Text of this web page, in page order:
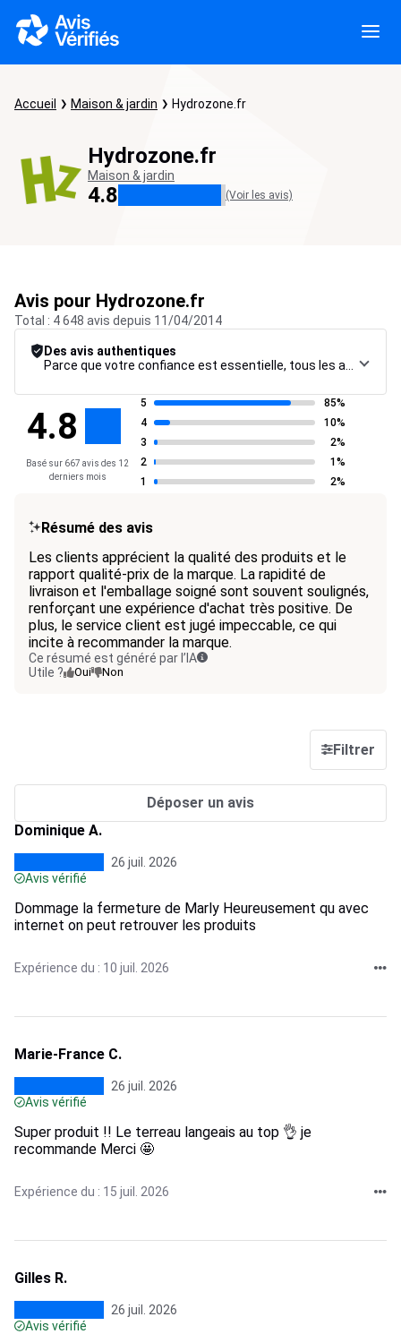
Accueil Maison & jardin Hydrozone.fr
Hydrozone.fr
Maison & jardin
4.8 (Voir les avis)
Avis pour Hydrozone.fr
Total : 4 648 avis depuis 11/04/2014
Des avis authentiques
4.8
Basé sur 667 avis des 12
derniers mois
5
85%
4
10%
3
2%
2
1%
1
2%
Résumé des avis
Les clients apprécient la qualité des produits et le
rapport qualité-prix de la marque. La rapidité de
livraison et l'emballage soigné sont souvent soulignés,
renforçant une expérience d'achat très positive. De
plus, le service client est jugé impeccable, ce qui
incite à recommander la marque.
Ce résumé est généré par l’IA
Utile ?
Oui Non
Filtrer
Déposer un avis
Dominique A.
26 juil. 2026
Avis vérifié
Dommage la fermeture de Marly Heureusement qu avec
internet on peut retrouver les produits
Expérience du : 10 juil. 2026
Marie-France C.
26 juil. 2026
Avis vérifié
Super produit !! Le terreau langeais au top 👌 je
recommande Merci 🤩
Expérience du : 15 juil. 2026
Gilles R.
26 juil. 2026
Avis vérifié